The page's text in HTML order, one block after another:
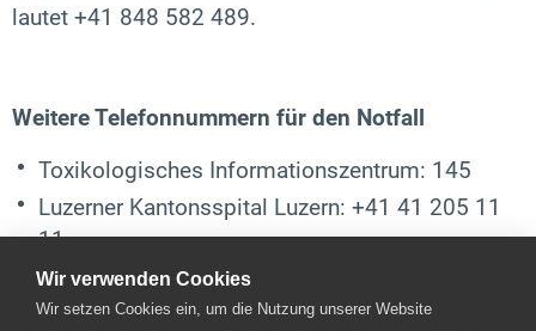
Wir verwenden Cookies
Wir setzen Cookies ein, um die Nutzung unserer Website
lautet +41 848 582 489.
Weitere Telefonnummern für den Notfall
Toxikologisches Informationszentrum: 145
Luzerner Kantonsspital Luzern: +41 41 205 11
11
Klinik St. Anna: +41 41 208 32 32
Übrige Notfälle: 1811